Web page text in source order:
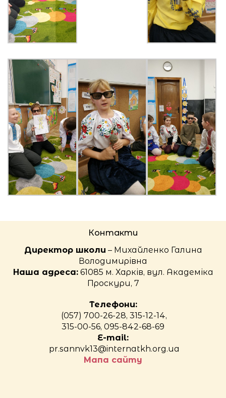
Контакти
Директор школи – Михайленко Галина
Володимирівна
Наша адреса:61085 м. Харків, вул. Академіка
Проскури, 7
Телефони:
(057) 700-26-28, 315-12-14,
315-00-56, 095-842-68-69
E-mail:
pr.sannvk13@internatkh.org.ua
Мапа сайту